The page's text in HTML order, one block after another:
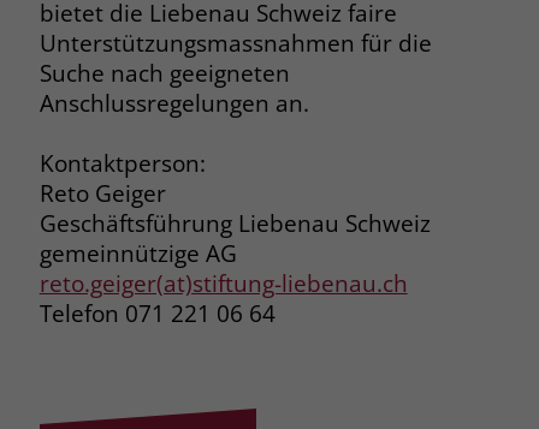
bietet die Liebenau Schweiz faire
Unterstützungsmassnahmen für die
Suche nach geeigneten
Anschlussregelungen an.
Kontaktperson:
Reto Geiger
Geschäftsführung Liebenau Schweiz
gemeinnützige AG
reto.geiger(at)stiftung-liebenau.ch
Telefon 071 221 06 64